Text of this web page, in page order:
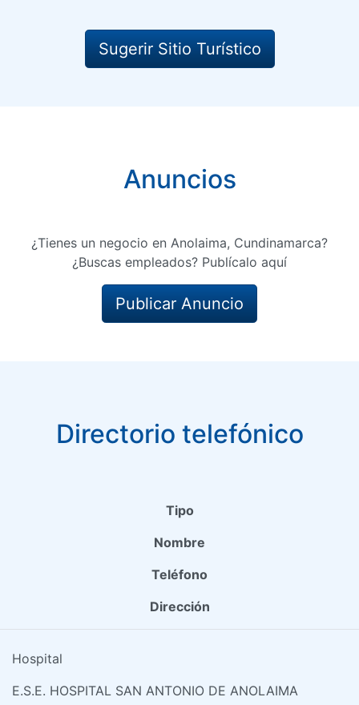
Sugerir Sitio Turístico
Anuncios
¿Tienes un negocio en Anolaima, Cundinamarca?
¿Buscas empleados? Publícalo aquí
Publicar Anuncio
Directorio telefónico
Tipo
Nombre
Teléfono
Dirección
Hospital
E.S.E. HOSPITAL SAN ANTONIO DE ANOLAIMA